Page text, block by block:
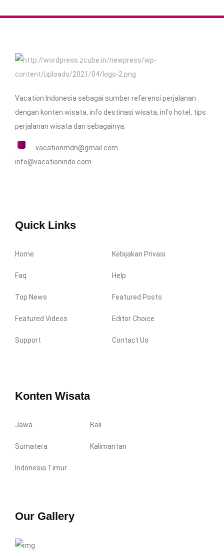
Vacation Indonesia sebagai sumber referensi perjalanan
dengan konten wisata, info destinasi wisata, info hotel, tips
perjalanan wisata dan sebagainya.
vacationmdn@gmail.com
info@vacationindo.com
Quick Links
Home Kebijakan Privasi
Faq Help
Top News Featured Posts
Featured Videos Editor Choice
Support Contact Us
Konten Wisata
Jawa Bali
Sumatera Kalimantan
Indonesia Timur
Our Gallery